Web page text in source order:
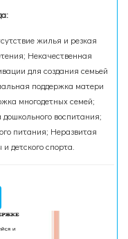
жилья и резкая
Некачественная
для создания семьей
поддержка матери
многодетных семей;
воспитания;
питания; Неразвитая
детского спорта.